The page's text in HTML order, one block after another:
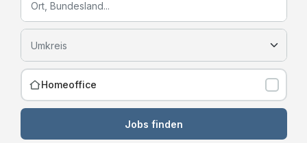
Homeoffice
Jobs finden